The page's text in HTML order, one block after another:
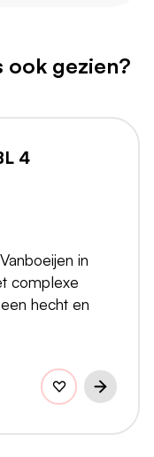
ook gezien?
4
in
complexe
hecht en